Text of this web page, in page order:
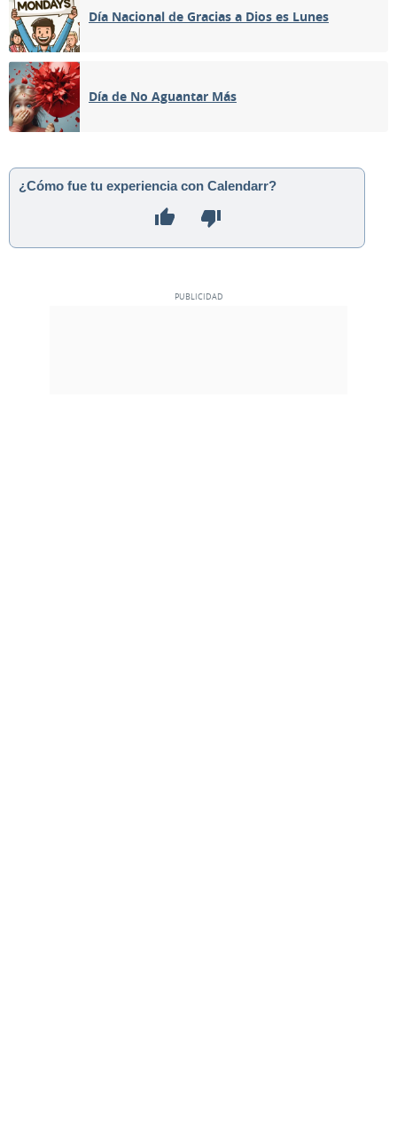
Día Nacional de Gracias a Dios es Lunes
Día de No Aguantar Más
¿Cómo fue tu experiencia con Calendarr?